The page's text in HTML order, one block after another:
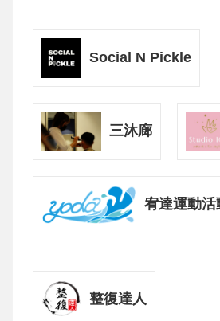
Social N Pickle
三沐廊
宥達運動活
整復達人